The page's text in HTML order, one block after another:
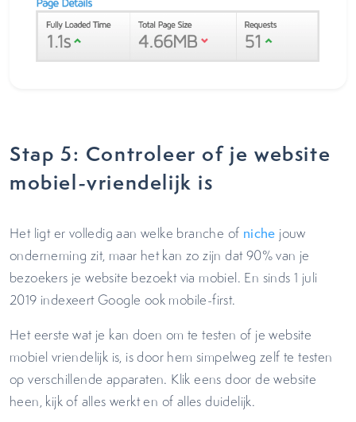
Stap 5: Controleer of je website
mobiel-vriendelijk is
Het ligt er volledig aan welke branche of niche jouw
onderneming zit, maar het kan zo zijn dat 90% van je
bezoekers je website bezoekt via mobiel. En sinds 1 juli
2019 indexeert Google ook mobile-first.
Het eerste wat je kan doen om te testen of je website
mobiel vriendelijk is, is door hem simpelweg zelf te testen
op verschillende apparaten. Klik eens door de website
heen, kijk of alles werkt en of alles duidelijk.